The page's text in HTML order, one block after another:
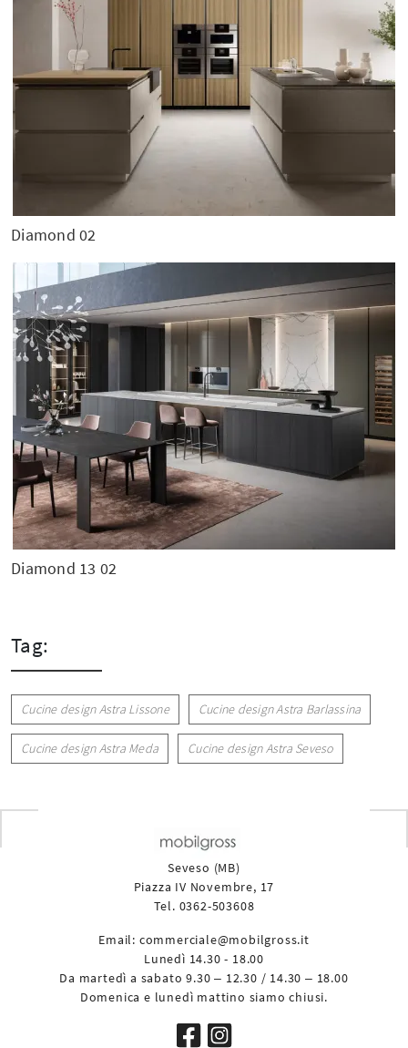
Diamond 02
Diamond 13 02
Tag:
Cucine design Astra Lissone Cucine design Astra Barlassina
Cucine design Astra Meda Cucine design Astra Seveso
Seveso (MB)
Piazza IV Novembre, 17
Tel. 0362-503608
Email: commerciale@mobilgross.it
Lunedì 14.30 - 18.00
Da martedì a sabato 9.30 – 12.30 / 14.30 – 18.00
Domenica e lunedì mattino siamo chiusi.